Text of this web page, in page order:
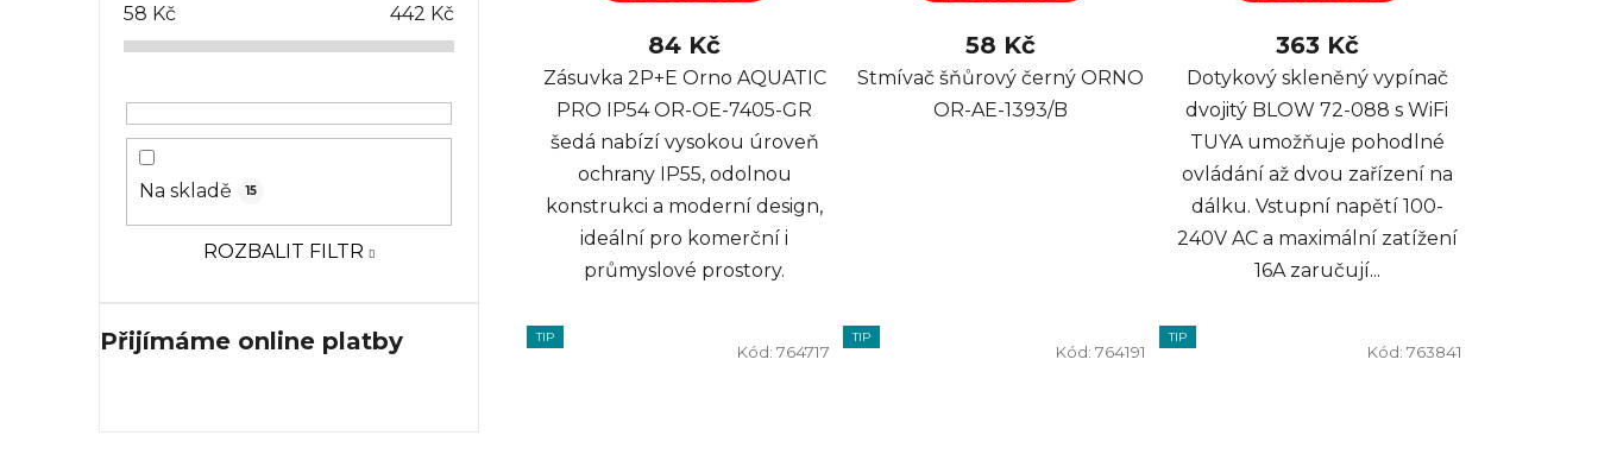
58 Kč 442 Kč
Na skladě 15
ROZBALIT FILTR
Přijímáme online platby
84 Kč
Zásuvka 2P+E Orno AQUATIC
PRO IP54 OR-OE-7405-GR
šedá nabízí vysokou úroveň
ochrany IP55, odolnou
konstrukci a moderní design,
ideální pro komerční i
průmyslové prostory.
58 Kč
Stmívač šňůrový černý ORNO
OR-AE-1393/B
363 Kč
Dotykový skleněný vypínač
dvojitý BLOW 72-088 s WiFi
TUYA umožňuje pohodlné
ovládání až dvou zařízení na
dálku. Vstupní napětí 100-
240V AC a maximální zatížení
16A zaručují...
TIP
Kód: 764717
TIP
Kód: 764191
TIP
Kód: 763841